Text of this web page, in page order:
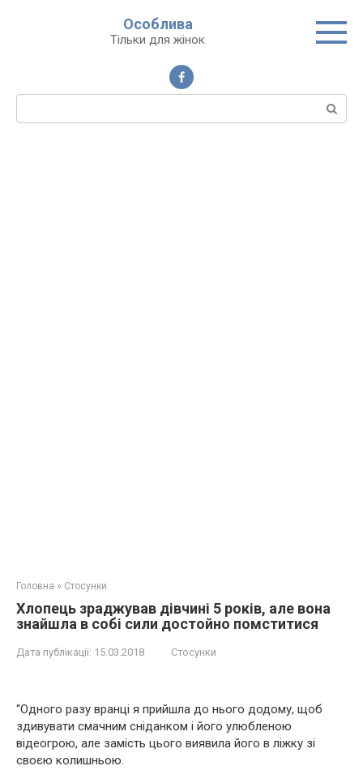
Особлива
Тільки для жінок
Пошук:
Головна » Стосунки
Xлопець зраджував дівчині 5 років, але вона
знайшла в собі сили достойно помститися
Дата публікації: 15.03.2018 Стосунки
“Одного разу вранці я прийшла до нього додому, щоб
здивувати смачним сніданком і його улюбленою
відеогрою, але замість цього виявила його в ліжку зі
своєю колишньою.